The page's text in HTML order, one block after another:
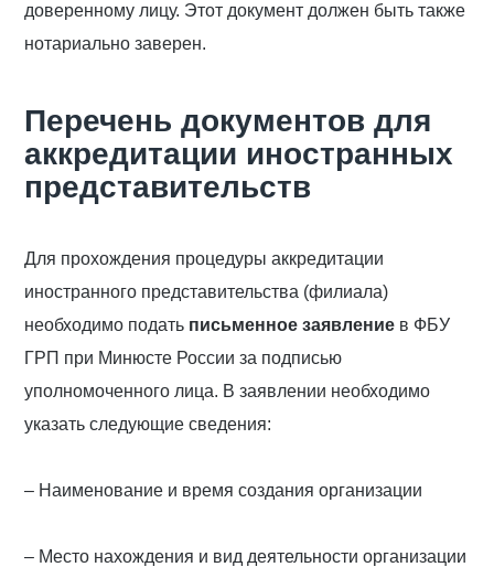
доверенному лицу. Этот документ должен быть также
нотариально заверен.
Перечень документов для
аккредитации иностранных
представительств
Для прохождения процедуры аккредитации
иностранного представительства (филиала)
необходимо подать письменное заявление в ФБУ
ГРП при Минюсте России за подписью
уполномоченного лица. В заявлении необходимо
указать следующие сведения:
– Наименование и время создания организации
– Место нахождения и вид деятельности организации